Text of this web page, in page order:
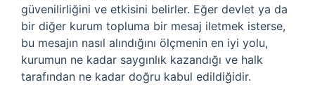
güvenilirliğini ve etkisini belirler. Eğer devlet ya da
bir diğer kurum topluma bir mesaj iletmek isterse,
bu mesajın nasıl alındığını ölçmenin en iyi yolu,
kurumun ne kadar saygınlık kazandığı ve halk
tarafından ne kadar doğru kabul edildiğidir.